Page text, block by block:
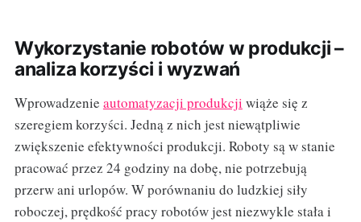
Wykorzystanie robotów w produkcji –
analiza korzyści i wyzwań
Wprowadzenie automatyzacji produkcji wiąże się z
szeregiem korzyści. Jedną z nich jest niewątpliwie
zwiększenie efektywności produkcji. Roboty są w stanie
pracować przez 24 godziny na dobę, nie potrzebują
przerw ani urlopów. W porównaniu do ludzkiej siły
roboczej, prędkość pracy robotów jest niezwykle stała i